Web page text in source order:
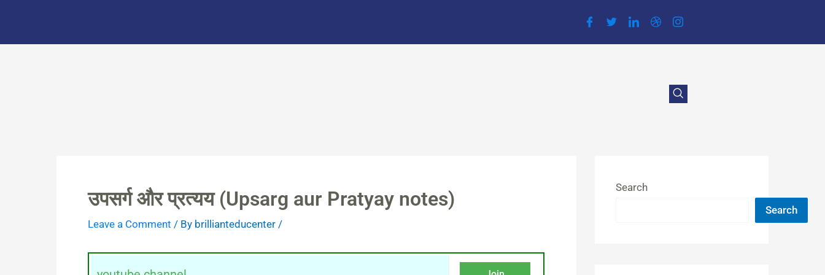
content
उपसर्ग और प्रत्यय (Upsarg aur Pratyay notes)
Leave a Comment / By brillianteducenter /
Search
Search